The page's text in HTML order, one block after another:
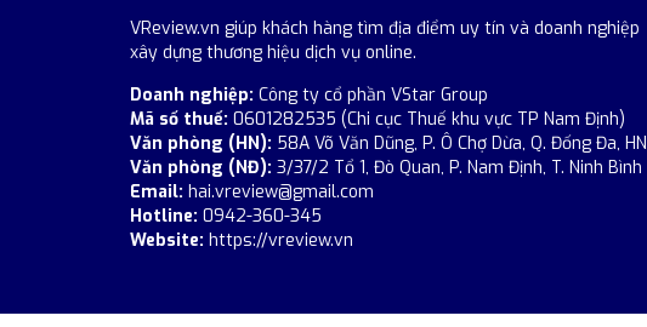
VReview.vn giúp khách hàng tìm địa điểm uy tín và doanh nghiệp
xây dựng thương hiệu dịch vụ online.
Doanh nghiệp: Công ty cổ phần VStar Group
Mã số thuế: 0601282535 (Chi cục Thuế khu vực TP Nam Định)
Văn phòng (HN): 58A Võ Văn Dũng, P. Ô Chợ Dừa, Q. Đống Đa, HN
Văn phòng (NĐ): 3/37/2 Tổ 1, Đò Quan, P. Nam Định, T. Ninh Bình
Email: hai.vreview@gmail.com
Hotline: 0942-360-345
Website: https://vreview.vn